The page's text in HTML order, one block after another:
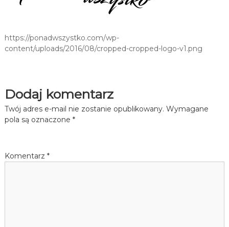
https://ponadwszystko.com/wp-
content/uploads/2016/08/cropped-cropped-logo-v1.png
Dodaj komentarz
Twój adres e-mail nie zostanie opublikowany. Wymagane
pola są oznaczone *
Komentarz *